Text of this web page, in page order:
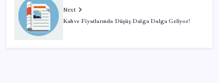
Next
Kahve Fiyatlarında Düşüş Dalga Dalga Geliyor!